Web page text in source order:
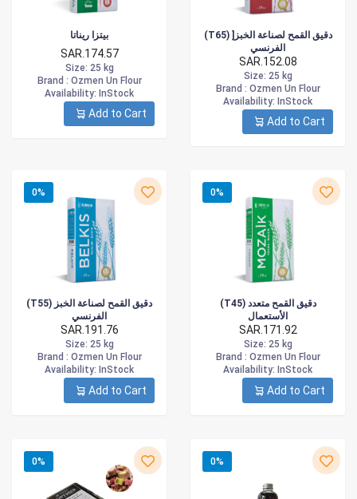
بيتزا ريناتا
SAR.174.57
Size: 25 kg
Brand : Ozmen Un Flour
Availability: InStock
Add to Cart
(T65) ]دقيق القمح لصناعة الخبز
الفرنسي
SAR.152.08
Size: 25 kg
Brand : Ozmen Un Flour
Availability: InStock
Add to Cart
0%
(T55) دقيق القمح لصناعة الخبز
الفرنسي
SAR.191.76
Size: 25 kg
Brand : Ozmen Un Flour
Availability: InStock
Add to Cart
0%
(T45) دقيق القمح متعدد
الأستعمال
SAR.171.92
Size: 25 kg
Brand : Ozmen Un Flour
Availability: InStock
Add to Cart
0% 0%